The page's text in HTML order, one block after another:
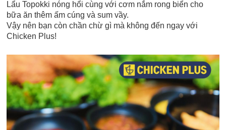
Lẩu Topokki nóng hổi cùng với cơm nắm rong biển cho
bữa ăn thêm ấm cúng và sum vầy.
Vậy nên bạn còn chần chừ gì mà không đến ngay với
Chicken Plus!